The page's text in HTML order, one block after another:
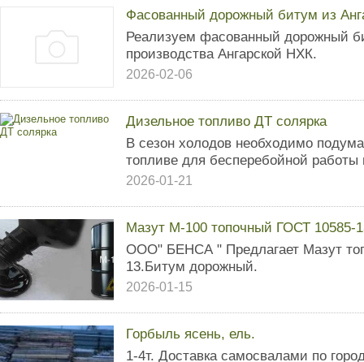
Фасованный дорожный битум из
Реализуем фасованный дорожный
производства Ангарской НХК.
2026-02-06
Дизельное топливо ДТ солярка
В сезон холодов необходимо
топливе для бесперебойной
2026-01-21
Мазут М-100 топочный ГОСТ 10585-
ООО" БЕНСА " Предлагает Мазут
13.Битум дорожный.
2026-01-15
Горбыль ясень, ель.
1-4т. Доставка самосвалами по